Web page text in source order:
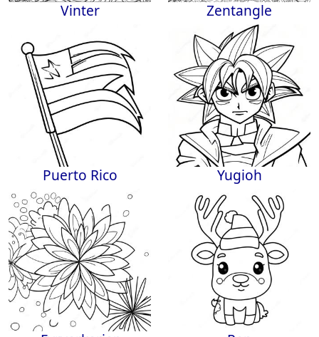
Vinter Zentangle
Puerto Rico Yugioh